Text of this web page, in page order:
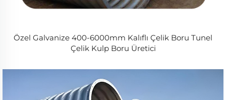
Özel Galvanize 400-6000mm Kalıflı Çelik Boru Tunel
Çelik Kulp Boru Üretici